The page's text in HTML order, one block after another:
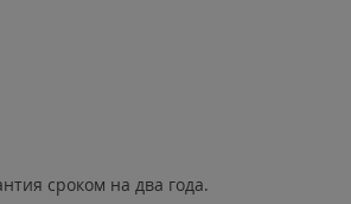
сроком на два года.